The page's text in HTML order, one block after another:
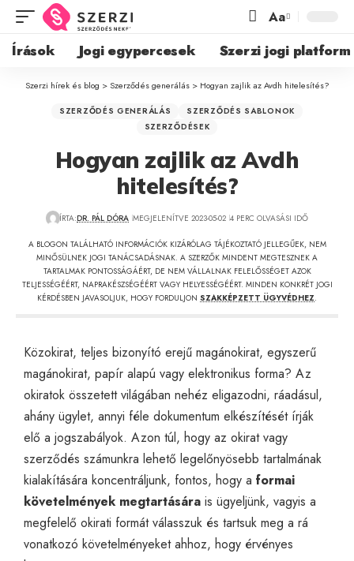
Aa
Írások Jogi egypercesek Szerzi jogi platform
Szerzi hírek és blog > Szerződés generálás> Hogyan zajlik az Avdh hitelesítés?
SZERZŐDÉS GENERÁLÁS
SZERZŐDÉS SABLONOK
SZERZŐDÉSEK
Hogyan zajlik az Avdh
hitelesítés?
ÍRTA:DR. PÁL DÓRA MEGJELENÍTVE 2023-05-02 4 PERC OLVASÁSI IDŐ
A BLOGON TALÁLHATÓ INFORMÁCIÓK KIZÁRÓLAG TÁJÉKOZTATÓ JELLEGŰEK, NEM
MINŐSÜLNEK JOGI TANÁCSADÁSNAK. A SZERZŐK MINDENT MEGTESZNEK A
TARTALMAK PONTOSSÁGÁÉRT, DE NEM VÁLLALNAK FELELŐSSÉGET AZOK
TELJESSÉGÉÉRT, NAPRAKÉSZSÉGÉÉRT VAGY HELYESSÉGÉÉRT. MINDEN KONKRÉT JOGI
KÉRDÉSBEN JAVASOLJUK, HOGY FORDULJON SZAKKÉPZETT ÜGYVÉDHEZ.
Közokirat, teljes bizonyító erejű magánokirat, egyszerű
magánokirat, papír alapú vagy elektronikus forma? Az
okiratok összetett világában nehéz eligazodni, ráadásul,
ahány ügylet, annyi féle dokumentum elkészítését írják
elő a jogszabályok. Azon túl, hogy az okirat vagy
szerződés számunkra lehető legelőnyösebb tartalmának
kialakítására koncentráljunk, fontos, hogy a formai
követelmények megtartására is ügyeljünk, vagyis a
megfelelő okirati formát válasszuk és tartsuk meg a rá
vonatkozó követelményeket ahhoz, hogy érvényes